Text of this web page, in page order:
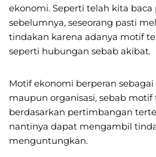
ekonomi. Seperti telah kita baca
sebelumnya, seseorang pasti
tindakan karena adanya motif
seperti hubungan sebab akibat.
Motif ekonomi berperan
maupun organisasi, sebab
berdasarkan pertimbangan
nantinya dapat mengambil
menguntungkan.